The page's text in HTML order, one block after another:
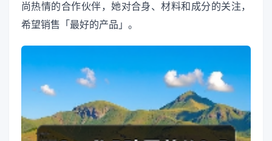
尚热情的合作伙伴，她对合身、材料和成分的关注，
希望销售「最好的产品」。